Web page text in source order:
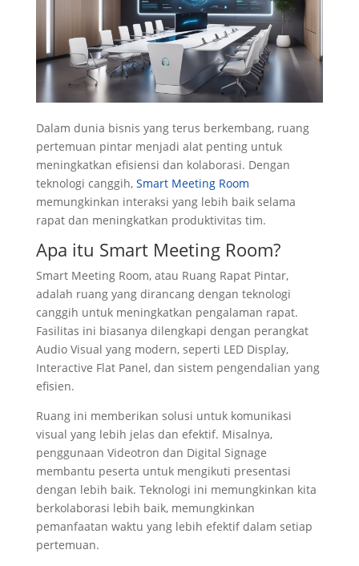
Dalam dunia bisnis yang terus berkembang, ruang
pertemuan pintar menjadi alat penting untuk
meningkatkan efisiensi dan kolaborasi. Dengan
teknologi canggih, Smart Meeting Room
memungkinkan interaksi yang lebih baik selama
rapat dan meningkatkan produktivitas tim.
Apa itu Smart Meeting Room?
Smart Meeting Room, atau Ruang Rapat Pintar,
adalah ruang yang dirancang dengan teknologi
canggih untuk meningkatkan pengalaman rapat.
Fasilitas ini biasanya dilengkapi dengan perangkat
Audio Visual yang modern, seperti LED Display,
Interactive Flat Panel, dan sistem pengendalian yang
efisien.
Ruang ini memberikan solusi untuk komunikasi
visual yang lebih jelas dan efektif. Misalnya,
penggunaan Videotron dan Digital Signage
membantu peserta untuk mengikuti presentasi
dengan lebih baik. Teknologi ini memungkinkan kita
berkolaborasi lebih baik, memungkinkan
pemanfaatan waktu yang lebih efektif dalam setiap
pertemuan.